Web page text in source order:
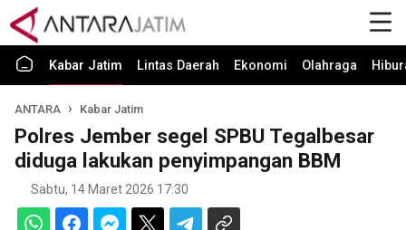
Kabar Jatim Lintas Daerah Ekonomi Olahraga
ANTARA Kabar Jatim
Polres Jember segel SPBU Tegalbesar
diduga lakukan penyimpangan BBM
Sabtu, 14 Maret 2026 17:30